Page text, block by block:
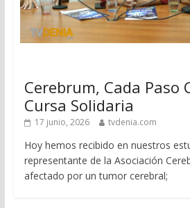
Cerebrum, Cada Paso
Cursa Solidaria
17 junio, 2026 tvdenia.com
Hoy hemos recibido en nuestros
representante de la Asociación
afectado por un tumor cerebral;